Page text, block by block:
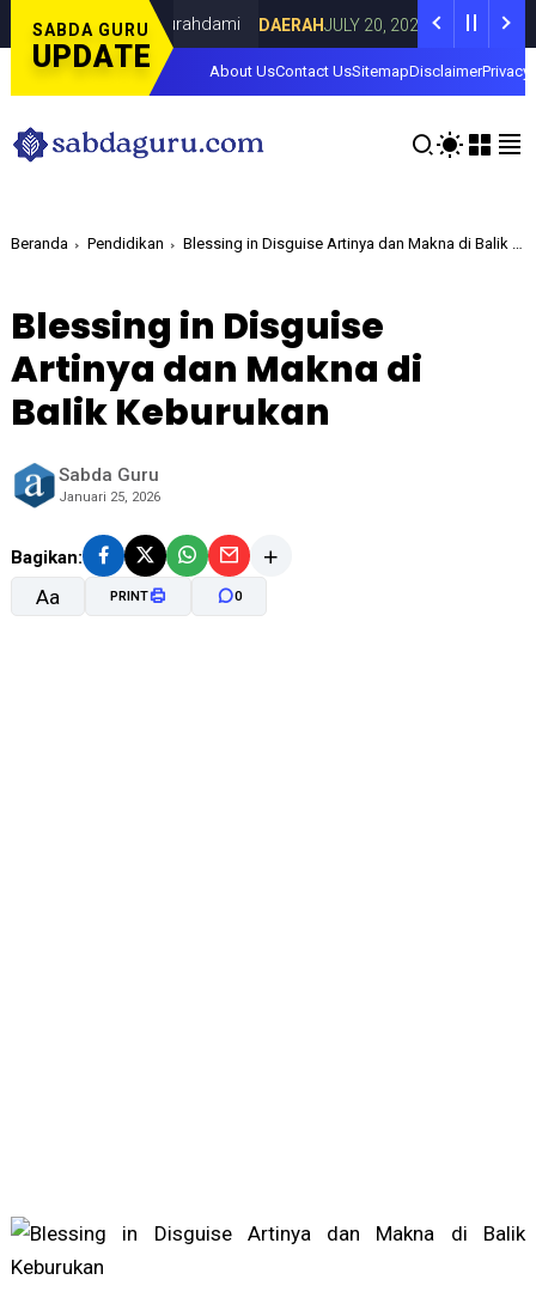
SABDA GURU
UPDATE
di Curahdami DAERAH JULY 20, 2026 Fokus pada
About UsContact UsSitemapDisclaimerPrivacy
Beranda Pendidikan Blessing in Disguise Artinya dan Makna di Balik Keburukan
Blessing in Disguise
Artinya dan Makna di
Balik Keburukan
Sabda Guru
Januari 25, 2026
Bagikan:
Aa PRINT 0